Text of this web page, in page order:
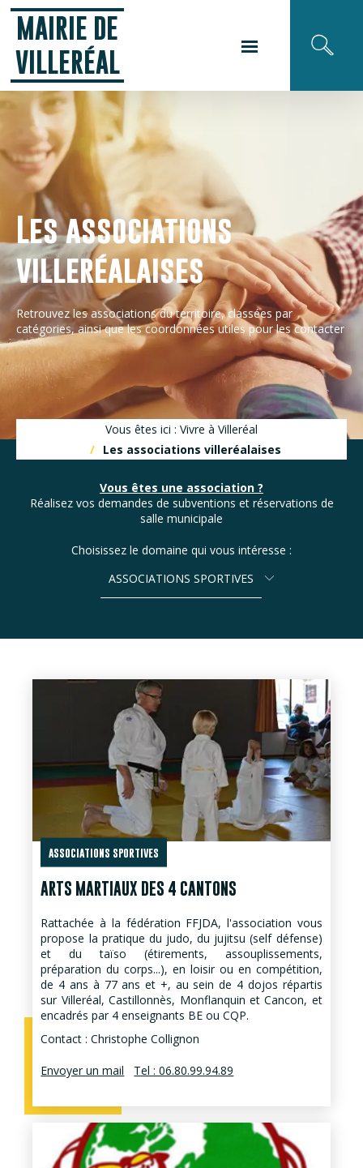
MAIRIE DE
VILLERÉAL
Les associations
villeréalaises
Retrouvez les associations du territoire, classées par
catégories, ainsi que les coordonnées utiles pour les contacter
Vous êtes ici : Vivre à Villeréal
Les associations villeréalaises
Vous êtes une association ?
Réalisez vos demandes de subventions et réservations de
salle municipale
Choisissez le domaine qui vous intéresse :
ASSOCIATIONS SPORTIVES
ASSOCIATIONS SPORTIVES
ARTS MARTIAUX DES 4 CANTONS
Rattachée à la fédération FFJDA, l'association vous
propose la pratique du judo, du jujitsu (self défense)
et du taïso (étirements, assouplissements,
préparation du corps...), en loisir ou en compétition,
de 4 ans à 77 ans et +, au sein de 4 dojos répartis
sur Villeréal, Castillonnès, Monflanquin et Cancon, et
encadrés par 4 enseignants BE ou CQP.
Contact : Christophe Collignon
Envoyer un mail Tel : 06.80.99.94.89
Panneau de gestion des cookies